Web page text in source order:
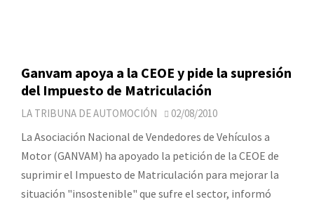
Ganvam apoya a la CEOE y pide la supresión
del Impuesto de Matriculación
LA TRIBUNA DE AUTOMOCIÓN 02/08/2010
La Asociación Nacional de Vendedores de Vehículos a
Motor (GANVAM) ha apoyado la petición de la CEOE de
suprimir el Impuesto de Matriculación para mejorar la
situación "insostenible" que sufre el sector, informó